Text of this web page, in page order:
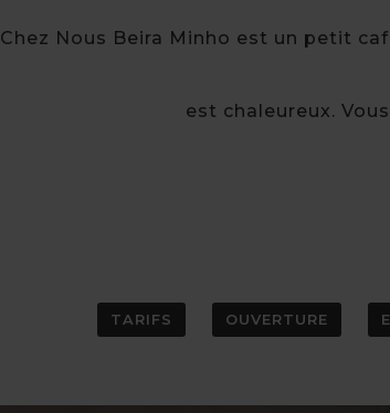
Chez Nous Beira Minho est un petit
est chaleureux.
TARIFS OUVERTURE